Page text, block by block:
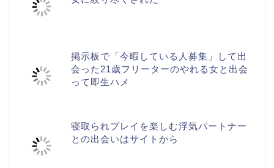
掲示板で「今暇している人募集」して出
会った21歳フリーターのやれる女と出会
って即生ハメ
寝取られプレイを楽しむ浮気パートナー
との出会いはサイトから